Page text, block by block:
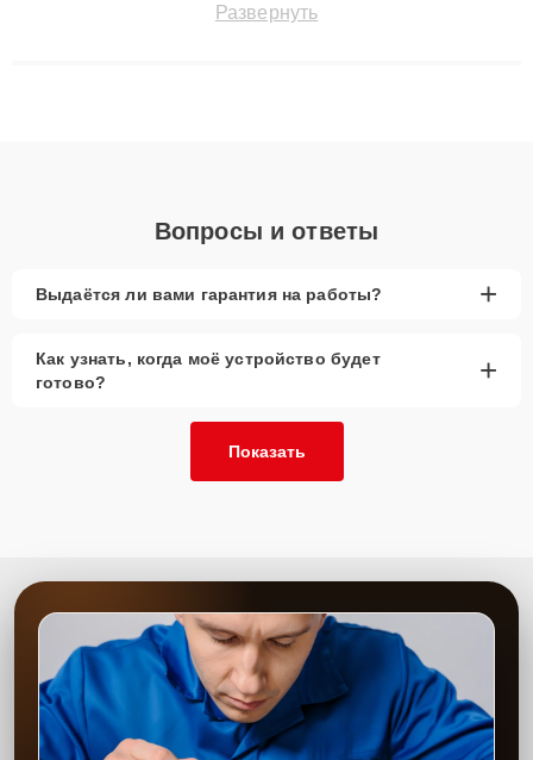
сохранением гарантии до 3 лет. Наши мастера решают
Развернуть
Вопросы и ответы
Выдаётся ли вами гарантия на работы? +
Как узнать, когда моё устройство будет
готово?
+
Показать